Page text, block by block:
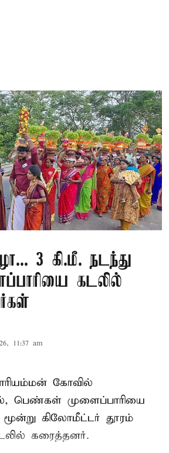
3 கி.மீ. நடந்து
கடலில்
11:37 am
கோவில்
பெண்கள் முளைப்பாரியை
மூன்று கிலோமீட்டர் தூரம்
கரைத்தனர்.